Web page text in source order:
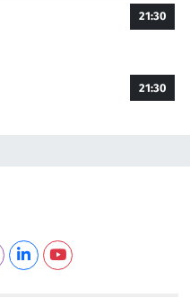
21:30
21:30